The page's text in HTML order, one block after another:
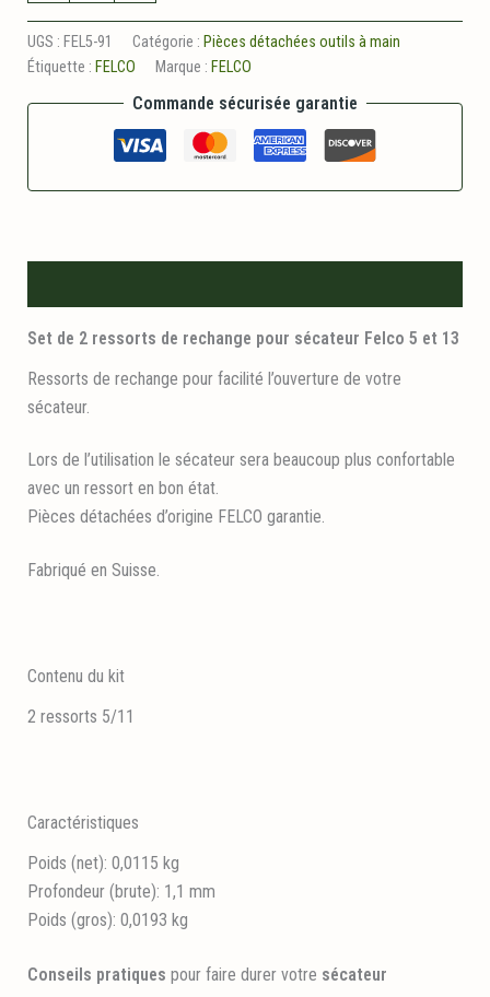
de
2
ressorts
de
sécateur
UGS : FEL5-91 Catégorie : Pièces détachées outils à main
Étiquette : FELCO Marque : FELCO
Commande sécurisée garantie
Set de 2 ressorts de rechange pour sécateur Felco 5 et 13
Ressorts de rechange pour facilité l’ouverture de votre
sécateur.
Lors de l’utilisation le sécateur sera beaucoup plus confortable
avec un ressort en bon état.
Pièces détachées d’origine FELCO garantie.
Fabriqué en Suisse.
Contenu du kit
2 ressorts 5/11
Caractéristiques
Poids (net): 0,0115 kg
Profondeur (brute): 1,1 mm
Poids (gros): 0,0193 kg
Conseils pratiques pour faire durer votre sécateur